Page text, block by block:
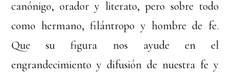
canónigo, orador y literato, pero sobre todo
como hermano, filántropo y hombre de fe.
Que su figura nos ayude en el
engrandecimiento y difusión de nuestra fe y